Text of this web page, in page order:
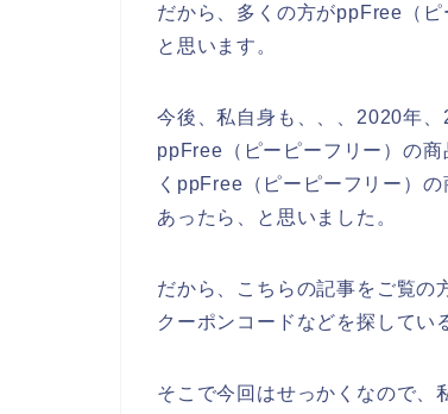
だから、多くの方がppFree（
と思います。
今後、私自身も、、、2020年
ppFree（ピーピーフリー）の
くppFree（ピーピーフリー）
あったら、と思いました。
だから、こちらの記事をご覧の
クーポンコードなどを探してい
そこで今回はせっかくなので、